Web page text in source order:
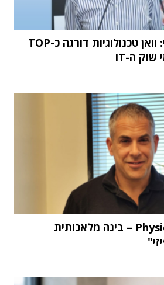
מחקר STKI השנתי: וואן טכנולוגיות דורגה כ-TOP
"העתיד הוא Physical AI – בינה מלאכותית